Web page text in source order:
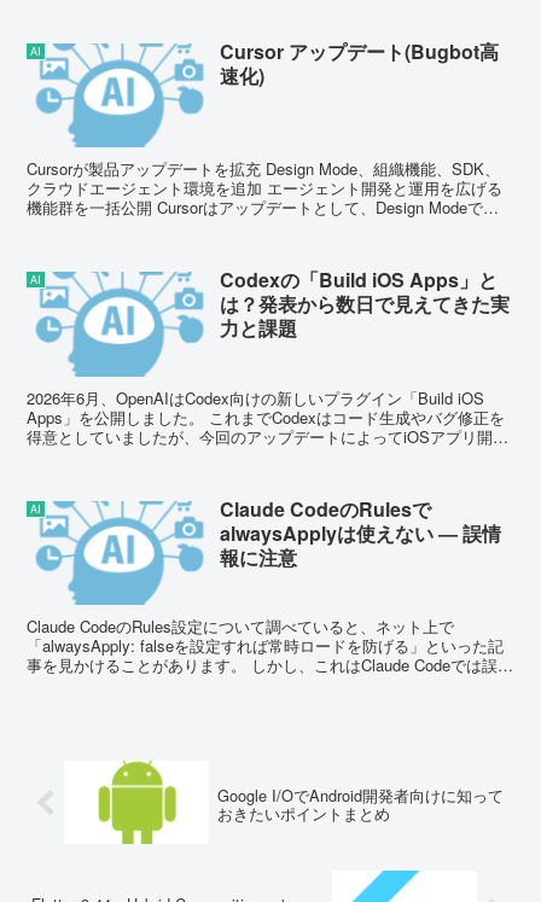
AI
Cursor アップデート(Bugbot高
速化)
Cursorが製品アップデートを拡充 Design Mode、組織機能、SDK、
クラウドエージェント環境を追加 エージェント開発と運用を広げる
機能群を一括公開 Cursorはアップデートとして、Design Modeでの
AI
Codexの「Build iOS Apps」と
は？発表から数日で見えてきた実
力と課題
2026年6月、OpenAIはCodex向けの新しいプラグイン「Build iOS
Apps」を公開しました。 これまでCodexはコード生成やバグ修正を
得意としていましたが、今回のアップデートによってiOSアプリ開発
AI
Claude CodeのRulesで
alwaysApplyは使えない ― 誤情
報に注意
Claude CodeのRules設定について調べていると、ネット上で
「alwaysApply: falseを設定すれば常時ロードを防げる」といった記
事を見かけることがあります。 しかし、これはClaude Codeでは誤り
Google I/OでAndroid開発者向けに知って
おきたいポイントまとめ